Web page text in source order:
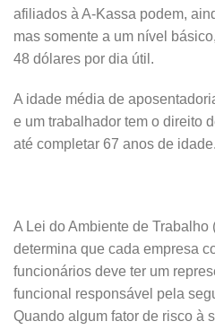
afiliados à A-Kassa podem,
mas somente a um nível
48 dólares por dia útil.
A idade média de
e um trabalhador tem o direito
até completar 67 anos de idade.
A Lei do Ambiente de
determina que cada empresa
funcionários deve ter um
funcional responsável pela
Quando algum fator de risco à